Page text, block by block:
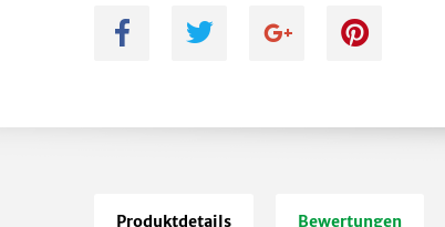
A B C D
Produktdetails Bewertungen